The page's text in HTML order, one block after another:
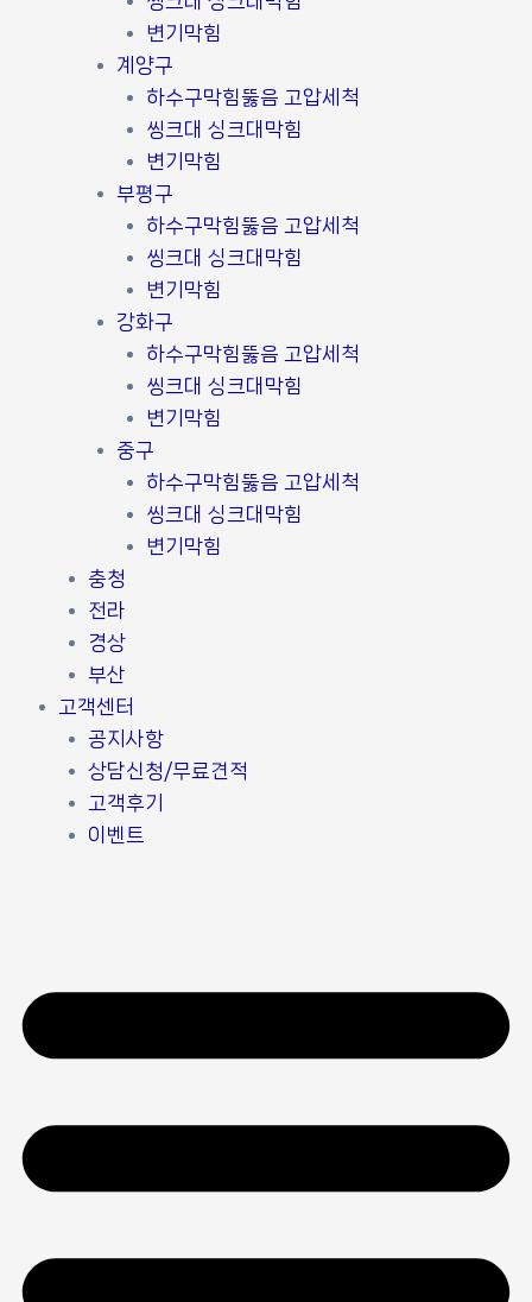
변기막힘
계양구
하수구막힘뚫음 고압세척
씽크대 싱크대막힘
변기막힘
부평구
하수구막힘뚫음 고압세척
씽크대 싱크대막힘
변기막힘
강화구
하수구막힘뚫음 고압세척
씽크대 싱크대막힘
변기막힘
중구
하수구막힘뚫음 고압세척
씽크대 싱크대막힘
변기막힘
충청
전라
경상
부산
고객센터
공지사항
상담신청/무료견적
고객후기
이벤트